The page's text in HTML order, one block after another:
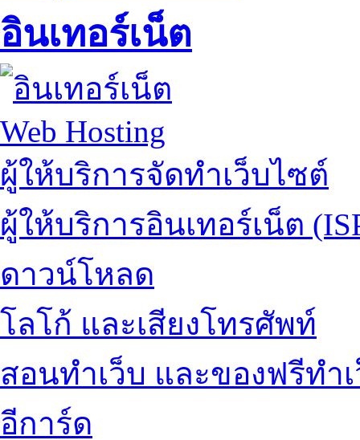
อินเทอร์เน็ต
Web Hosting
ผู้ให้บริการจัดทำเว็บไซต์
ผู้ให้บริการอินเทอร์เน็ต
ดาวน์โหลด
โลโก้ และเสียงโทรศัพท์
สอนทำเว็บ และของฟรีทำ
อีการ์ด